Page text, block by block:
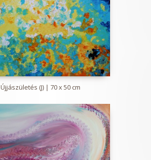
Újjászületés (J) | 70 x 50 cm